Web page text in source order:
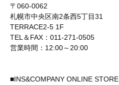
〒060-0062
札幌市中央区南2条西5丁目31
TERRACE2-5 1F
TEL＆FAX：011-271-0505
営業時間：12:00～20:00
■INS&COMPANY ONLINE STORE